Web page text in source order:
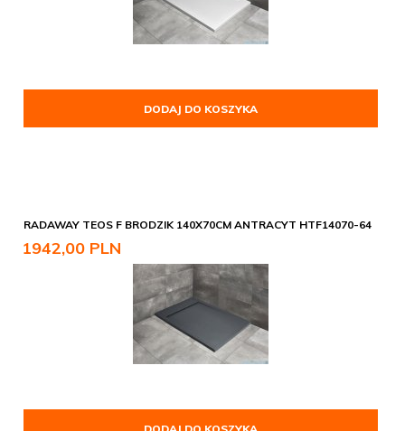
DODAJ DO KOSZYKA
RADAWAY TEOS F BRODZIK 140X70CM ANTRACYT HTF14070-64
1942,00 PLN